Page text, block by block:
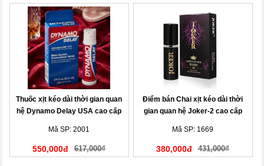
Thuốc xịt kéo dài thời gian quan
hệ Dynamo Delay USA cao cấp
Mã SP: 2001
550,000đ 617,000₫
Điểm bán Chai xịt kéo dài thời
gian quan hệ Joker-2 cao cấp
Mã SP: 1669
380,000đ 431,000₫